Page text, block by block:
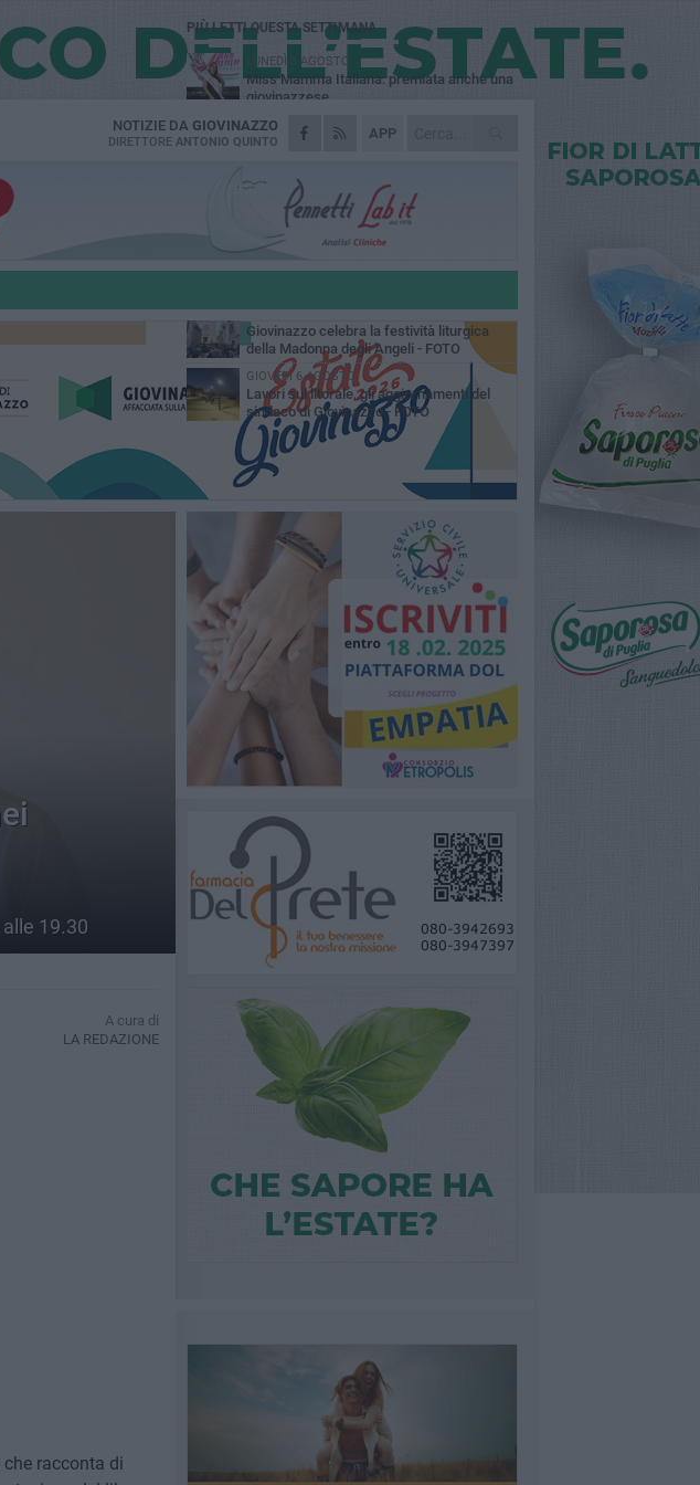
APP
NOTIZIE DA GIOVINAZZO
DIRETTORE ANTONIO QUINTO
19.30
A cura di
LA REDAZIONE
racconta di
PIÙ LETTI QUESTA SETTIMANA
LUNEDÌ 3 AGOSTO
Miss Mamma Italiana: premiata anche una
giovinazzese
MARTEDÌ 4 AGOSTO
Liquidi oleosi sul litorale di Giovinazzo,
MERCOLEDÌ 5 AGOSTO
Problemi raccolta plastica in Puglia:
l'assessora Ciliento prova a spegnere le
LUNEDÌ 3 AGOSTO
«Giovinazzo, a che punto siamo?»:
MARTEDÌ 4 AGOSTO
Giovinazzo celebra la festività liturgica
della Madonna degli Angeli - FOTO
GIOVEDÌ 6 AGOSTO
Lavori sul litorale, gli aggiornamenti del
sindaco di Giovinazzo - FOTO